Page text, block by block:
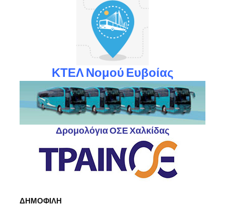
ΚΤΕΛ Νομού Ευβοίας
Δρομολόγια ΟΣΕ Χαλκίδας
ΔΗΜΟΦΙΛΗ